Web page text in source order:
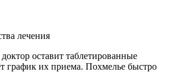
лечения
оставит таблетированные
график их приема. Похмелье быстро